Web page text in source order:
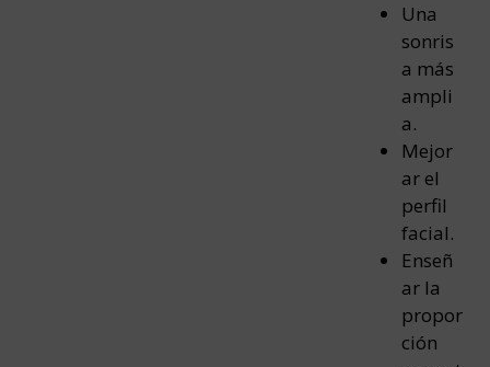
Una
sonris
a más
ampli
a.
Mejor
ar el
perfil
facial.
Enseñ
ar la
propor
ción